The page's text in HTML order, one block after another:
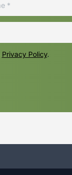
Privacy Policy.